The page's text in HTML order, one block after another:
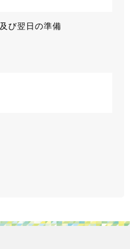
び翌日の準備